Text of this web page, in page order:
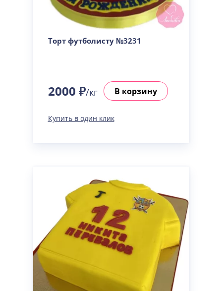
Торт футболисту №3231
2000 ₽/кг В корзину
Купить в один клик